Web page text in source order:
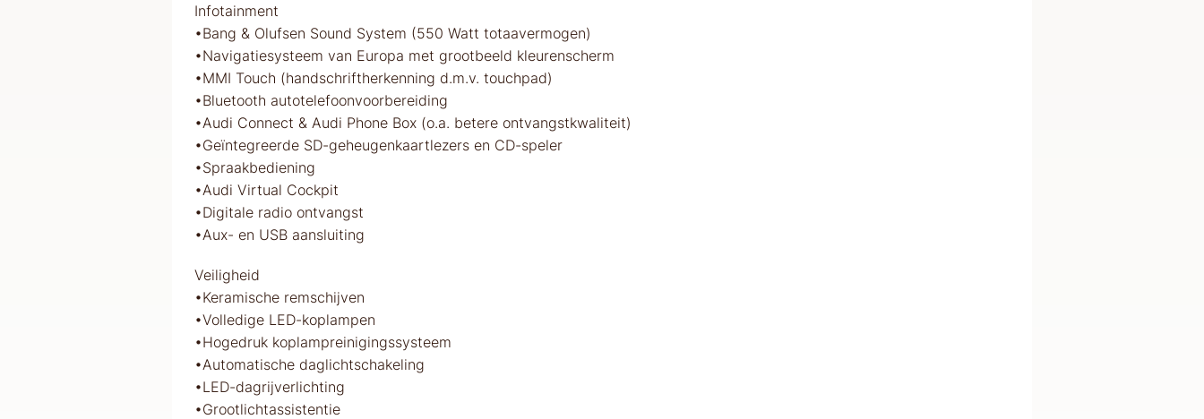
Infotainment
•Bang & Olufsen Sound System (550 Watt totaavermogen)
•Navigatiesysteem van Europa met grootbeeld kleurenscherm
•MMI Touch (handschriftherkenning d.m.v. touchpad)
•Bluetooth autotelefoonvoorbereiding
•Audi Connect & Audi Phone Box (o.a. betere ontvangstkwaliteit)
•Geïntegreerde SD-geheugenkaartlezers en CD-speler
•Spraakbediening
•Audi Virtual Cockpit
•Digitale radio ontvangst
•Aux- en USB aansluiting
Veiligheid
•Keramische remschijven
•Volledige LED-koplampen
•Hogedruk koplampreinigingssysteem
•Automatische daglichtschakeling
•LED-dagrijverlichting
•Grootlichtassistentie